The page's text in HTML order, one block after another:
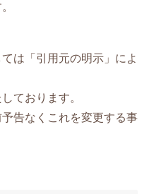
は「引用元の明示」によ
ております。
告なくこれを変更する事